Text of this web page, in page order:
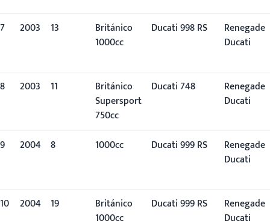
7 2003 13º
Británico
1000cc
Ducati 998 RS
Renegade
Ducati
8 2003 11º
Británico
Supersport
750cc
Ducati 748
Renegade
Ducati
9 2004 8º 1000cc Ducati 999 RS
Renegade
Ducati
10 2004 19º
Británico
Ducati 999 RS
Renegade